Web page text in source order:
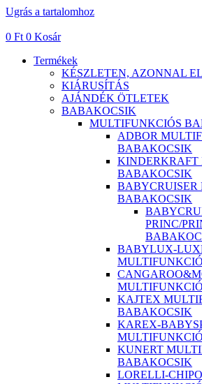
Ugrás a tartalomhoz
0 Ft 0 Kosár
Termékek
KÉSZLETEN, AZONNAL
KIÁRUSÍTÁS
AJÁNDÉK ÖTLETEK
BABAKOCSIK
MULTIFUNKCIÓS
ADBOR
BABAKOCSIK
KINDERKRAFT
BABAKOCSIK
BABYCRUISER
BABAKOCSIK
PRINC/
BABYLUX-
KAJTEX
BABAKOCSIK
KAREX-
KUNERT
BABAKOCSIK
LORELLI-